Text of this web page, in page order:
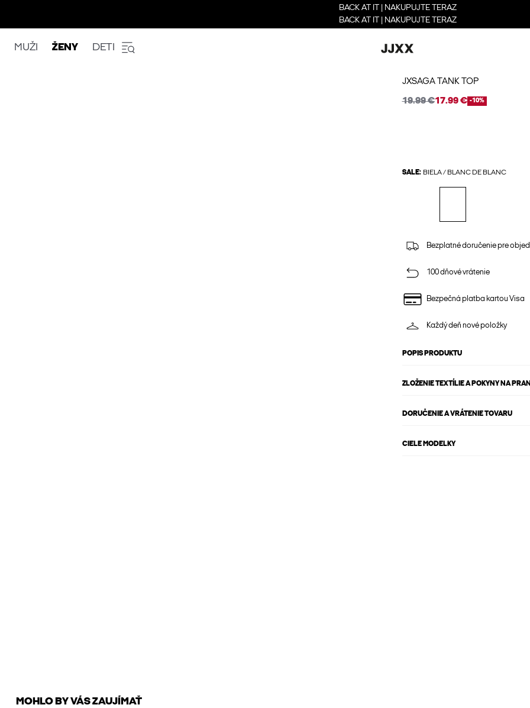
BACK AT IT | NAKUPUJTE TERAZ
BACK AT IT | NAKUPUJTE TERAZ
MUŽI ŽENY DETI
JXSAGA TANK TOP
19.99 €17.99 € -10%
SALE: BIELA / BLANC DE BLANC
Bezplatné doručenie pre
100 dňové vrátenie
Bezpečná platba kartou Visa
Každý deň nové položky
POPIS PRODUKTU
ZLOŽENIE TEXTÍLIE A POKYNY NA
DORUČENIE A VRÁTENIE TOVARU
CIELE MODELKY
MOHLO BY VÁS ZAUJÍMAŤ